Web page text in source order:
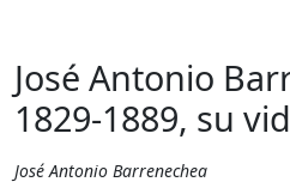
José Antonio
1829-1889, su
José Antonio Barrenechea